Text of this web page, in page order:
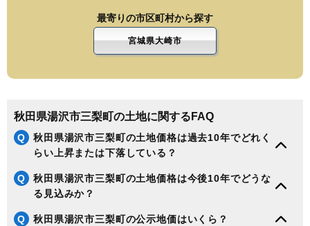
最寄りの市区町村から探す
宮城県大崎市
秋田県湯沢市三梨町の土地に関するFAQ
Q
秋田県湯沢市三梨町の土地価格は過去10年でどれく
らい上昇または下落している？
Q
秋田県湯沢市三梨町の土地価格は今後10年でどうな
る見込みか？
Q 秋田県湯沢市三梨町の公示地価はいくら？